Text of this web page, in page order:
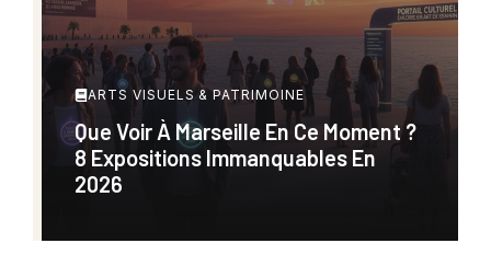
ARTS VISUELS & PATRIMOINE
Que Voir À Marseille En Ce Moment ?
8 Expositions Immanquables En
2026